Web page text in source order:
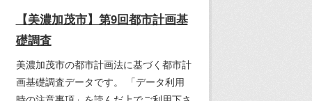
【美濃加茂市】第9回都市計画基
礎調査
美濃加茂市の都市計画法に基づく都市計
画基礎調査データです。 「データ利用